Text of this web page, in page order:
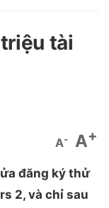
tài
A- A+
đăng ký thử
2, và chỉ sau